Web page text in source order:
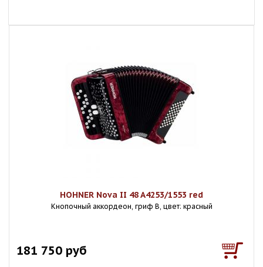
HOHNER Nova II 48 A4253/1553 red
Кнопочный аккордеон, гриф B, цвет: красный
181 750 руб